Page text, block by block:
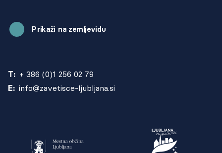
Prikaži na zemljevidu
T: + 386 (0)1 256 02 79
E: info@zavetisce-ljubljana.si